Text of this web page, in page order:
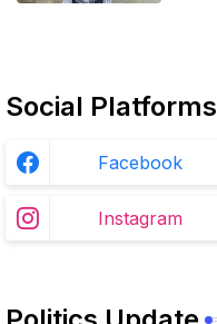
Social Platforms
Facebook
Instagram